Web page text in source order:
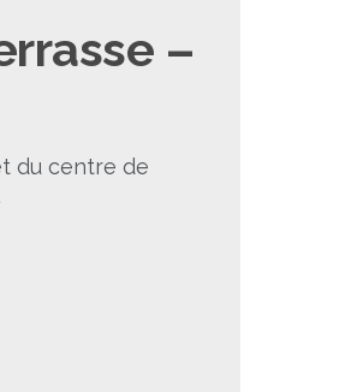
–
du centre de